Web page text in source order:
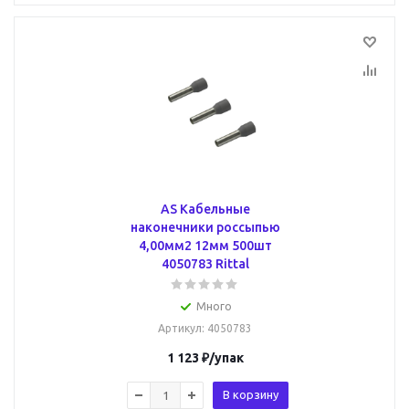
AS Кабельные
наконечники россыпью
4,00мм2 12мм 500шт
4050783 Rittal
Много
Артикул: 4050783
1 123 ₽/упак
В корзину